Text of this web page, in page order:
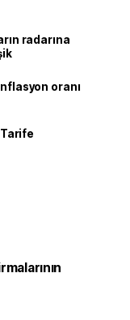
radarına
oranı